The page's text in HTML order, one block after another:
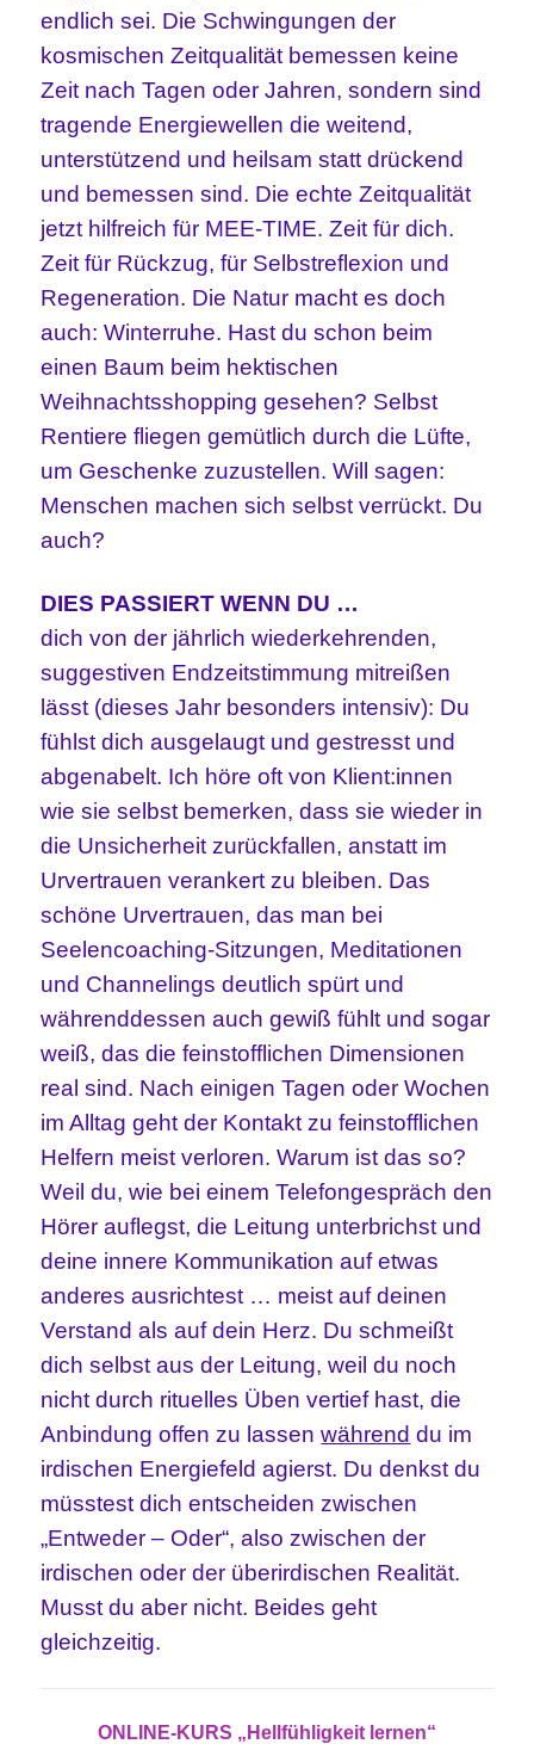
endlich sei. Die Schwingungen der
kosmischen Zeitqualität bemessen keine
Zeit nach Tagen oder Jahren, sondern sind
tragende Energiewellen die weitend,
unterstützend und heilsam statt drückend
und bemessen sind. Die echte Zeitqualität
jetzt hilfreich für MEE-TIME. Zeit für dich.
Zeit für Rückzug, für Selbstreflexion und
Regeneration. Die Natur macht es doch
auch: Winterruhe. Hast du schon beim
einen Baum beim hektischen
Weihnachtsshopping gesehen? Selbst
Rentiere fliegen gemütlich durch die Lüfte,
um Geschenke zuzustellen. Will sagen:
Menschen machen sich selbst verrückt. Du
auch?
DIES PASSIERT WENN DU …
dich von der jährlich wiederkehrenden,
suggestiven Endzeitstimmung mitreißen
lässt (dieses Jahr besonders intensiv): Du
fühlst dich ausgelaugt und gestresst und
abgenabelt. Ich höre oft von Klient:innen
wie sie selbst bemerken, dass sie wieder in
die Unsicherheit zurückfallen, anstatt im
Urvertrauen verankert zu bleiben. Das
schöne Urvertrauen, das man bei
Seelencoaching-Sitzungen, Meditationen
und Channelings deutlich spürt und
währenddessen auch gewiß fühlt und sogar
weiß, das die feinstofflichen Dimensionen
real sind. Nach einigen Tagen oder Wochen
im Alltag geht der Kontakt zu feinstofflichen
Helfern meist verloren. Warum ist das so?
Weil du, wie bei einem Telefongespräch den
Hörer auflegst, die Leitung unterbrichst und
deine innere Kommunikation auf etwas
anderes ausrichtest … meist auf deinen
Verstand als auf dein Herz. Du schmeißt
dich selbst aus der Leitung, weil du noch
nicht durch rituelles Üben vertief hast, die
Anbindung offen zu lassenwährend du im
irdischen Energiefeld agierst. Du denkst du
müsstest dich entscheiden zwischen
„Entweder – Oder“, also zwischen der
irdischen oder der überirdischen Realität.
Musst du aber nicht. Beides geht
gleichzeitig.
ONLINE-KURS „Hellfühligkeit lernen“